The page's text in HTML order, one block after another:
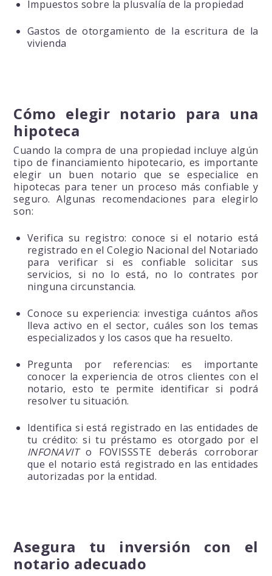
Impuestos sobre la plusvalía de la propiedad
Gastos de otorgamiento de la escritura de la
vivienda
Cómo elegir notario para una
hipoteca
Cuando la compra de una propiedad incluye algún
tipo de financiamiento hipotecario, es importante
elegir un buen notario que se especialice en
hipotecas para tener un proceso más confiable y
seguro. Algunas recomendaciones para elegirlo
son:
Verifica su registro: conoce si el notario está
registrado en el Colegio Nacional del Notariado
para verificar si es confiable solicitar sus
servicios, si no lo está, no lo contrates por
ninguna circunstancia.
Conoce su experiencia: investiga cuántos años
lleva activo en el sector, cuáles son los temas
especializados y los casos que ha resuelto.
Pregunta por referencias: es importante
conocer la experiencia de otros clientes con el
notario, esto te permite identificar si podrá
resolver tu situación.
Identifica si está registrado en las entidades de
tu crédito: si tu préstamo es otorgado por el
INFONAVITo FOVISSSTE deberás corroborar
que el notario está registrado en las entidades
autorizadas por la entidad.
Asegura tu inversión con el
notario adecuado